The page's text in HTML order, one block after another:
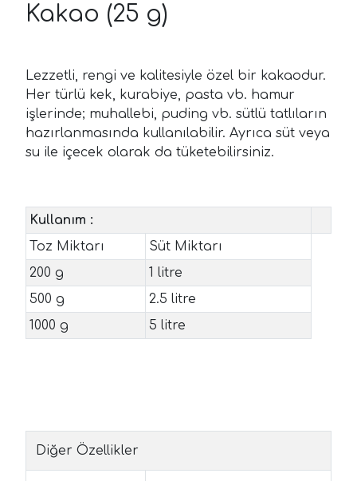
Kakao (25 g)
Lezzetli, rengi ve kalitesiyle özel bir kakaodur.
Her türlü kek, kurabiye, pasta vb. hamur
işlerinde; muhallebi, puding vb. sütlü tatlıların
hazırlanmasında kullanılabilir. Ayrıca süt veya
su ile içecek olarak da tüketebilirsiniz.
Kullanım :
Toz Miktarı
Süt Miktarı
200 g
1 litre
500 g
2.5 litre
1000 g
5 litre
Diğer Özellikler